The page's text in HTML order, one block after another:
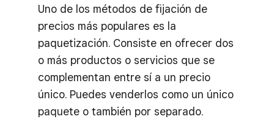
Uno de los métodos de fijación de
precios más populares es la
paquetización. Consiste en ofrecer dos
o más productos o servicios que se
complementan entre sí a un precio
único. Puedes venderlos como un único
paquete o también por separado.